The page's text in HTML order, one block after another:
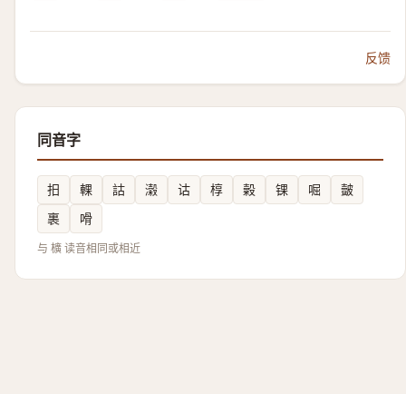
反馈
同音字
抇 輠 詁 濲 诂 椁 糓 锞 啒
皼
裹
嗗
与 櫎 读音相同或相近